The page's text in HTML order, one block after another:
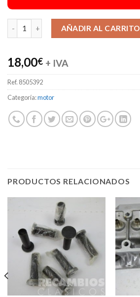
AÑADIR AL CARRITO
18,00€ + IVA
Ref. 8505392
Categoría:motor
PRODUCTOS RELACIONADOS